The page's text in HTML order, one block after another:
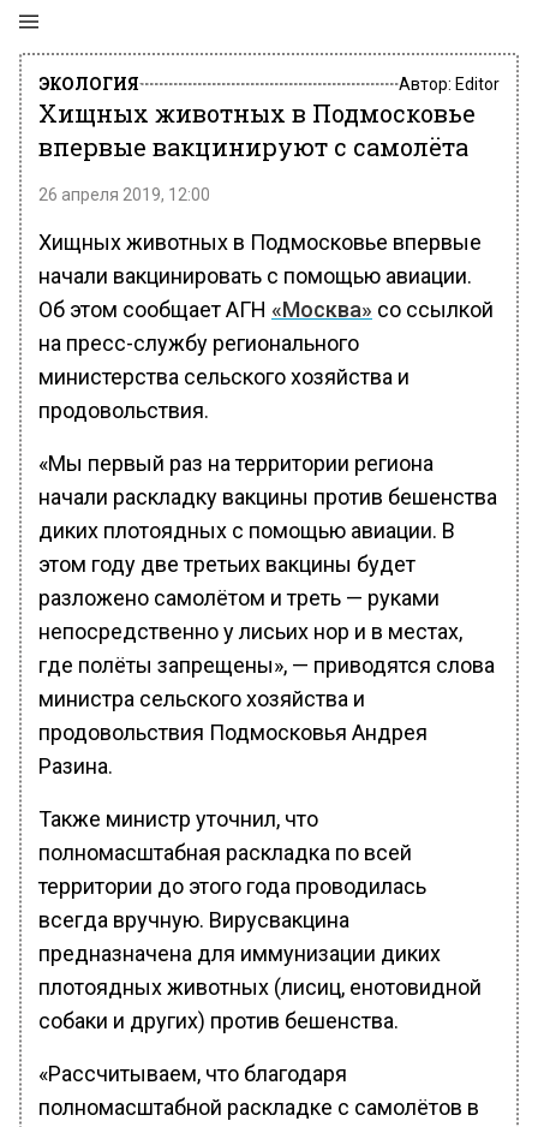
ЭКОЛОГИЯ Автор: Editor
Хищных животных в Подмосковье
впервые вакцинируют с самолёта
26 апреля 2019, 12:00
Хищных животных в Подмосковье впервые
начали вакцинировать с помощью авиации.
Об этом сообщает АГН «Москва» со ссылкой
на пресс-службу регионального
министерства сельского хозяйства и
продовольствия.
«Мы первый раз на территории региона
начали раскладку вакцины против бешенства
диких плотоядных с помощью авиации. В
этом году две третьих вакцины будет
разложено самолётом и треть — руками
непосредственно у лисьих нор и в местах,
где полёты запрещены», — приводятся слова
министра сельского хозяйства и
продовольствия Подмосковья Андрея
Разина.
Также министр уточнил, что
полномасштабная раскладка по всей
территории до этого года проводилась
всегда вручную. Вирусвакцина
предназначена для иммунизации диких
плотоядных животных (лисиц, енотовидной
собаки и других) против бешенства.
«Рассчитываем, что благодаря
полномасштабной раскладке с самолётов в